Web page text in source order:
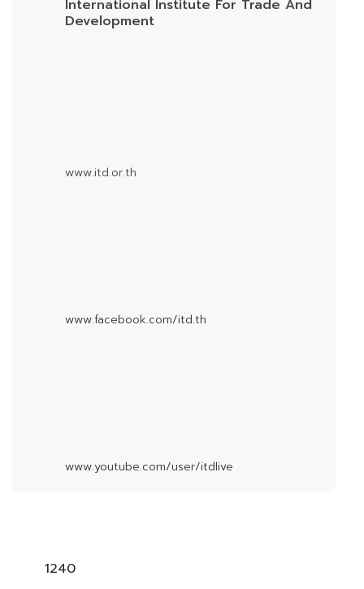
International Institute For Trade And
Development
www.itd.or.th
www.facebook.com/itd.th
www.youtube.com/user/itdlive
1240